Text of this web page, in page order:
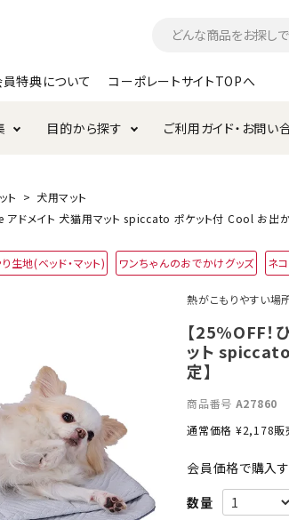
員特典について コーポレートサイトTOPへ
サークル・ケージ
替え・交換パーツ
キャリーバッグ
目的から探す
まとめ買いでオトク！！
ご利用ガイド・お問い
規約
ト
犬用マット
アドメイト 犬猫用マット spiccato ポケット付 Cool お出か
生地(ベッド・マット) ワンちゃんのおでかけグッズ ネ
熱がこもりやすい場
【25%OFF！
ット
定】
商品番号 A27860
通常価格 ¥2,178販
会員価格で購入